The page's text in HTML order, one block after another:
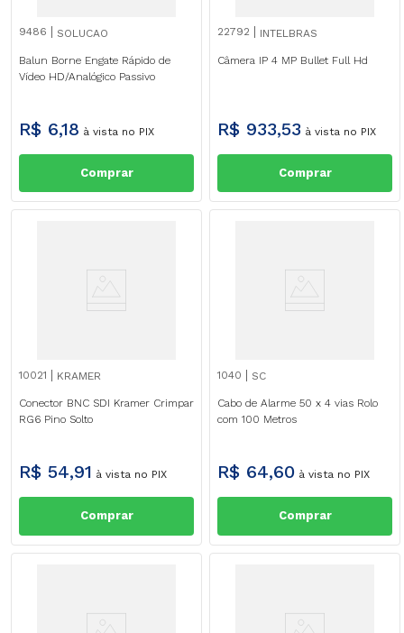
9486 SOLUCAO
Balun Borne Engate Rápido de
Vídeo HD/Analógico Passivo
R$ 6,18 à vista no PIX
Comprar
22792 INTELBRAS
Câmera IP 4 MP Bullet Full Hd
R$ 933,53 à vista no PIX
Comprar
10021 KRAMER
Conector BNC SDI Kramer Crimpar
RG6 Pino Solto
R$ 54,91 à vista no PIX
Comprar
1040 SC
Cabo de Alarme 50 x 4 vias Rolo
com 100 Metros
R$ 64,60 à vista no PIX
Comprar